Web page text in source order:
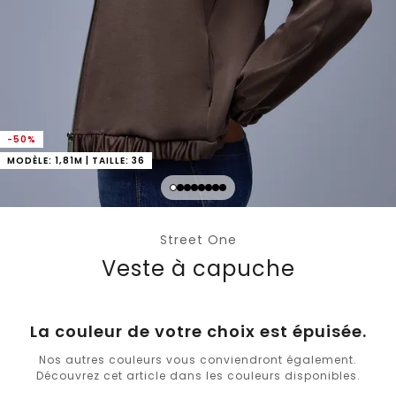
-50%
MODÈLE: 1,81M | TAILLE: 36
Street One
Veste à capuche
La couleur de votre choix est épuisée.
Nos autres couleurs vous conviendront également.
Découvrez cet article dans les couleurs disponibles.